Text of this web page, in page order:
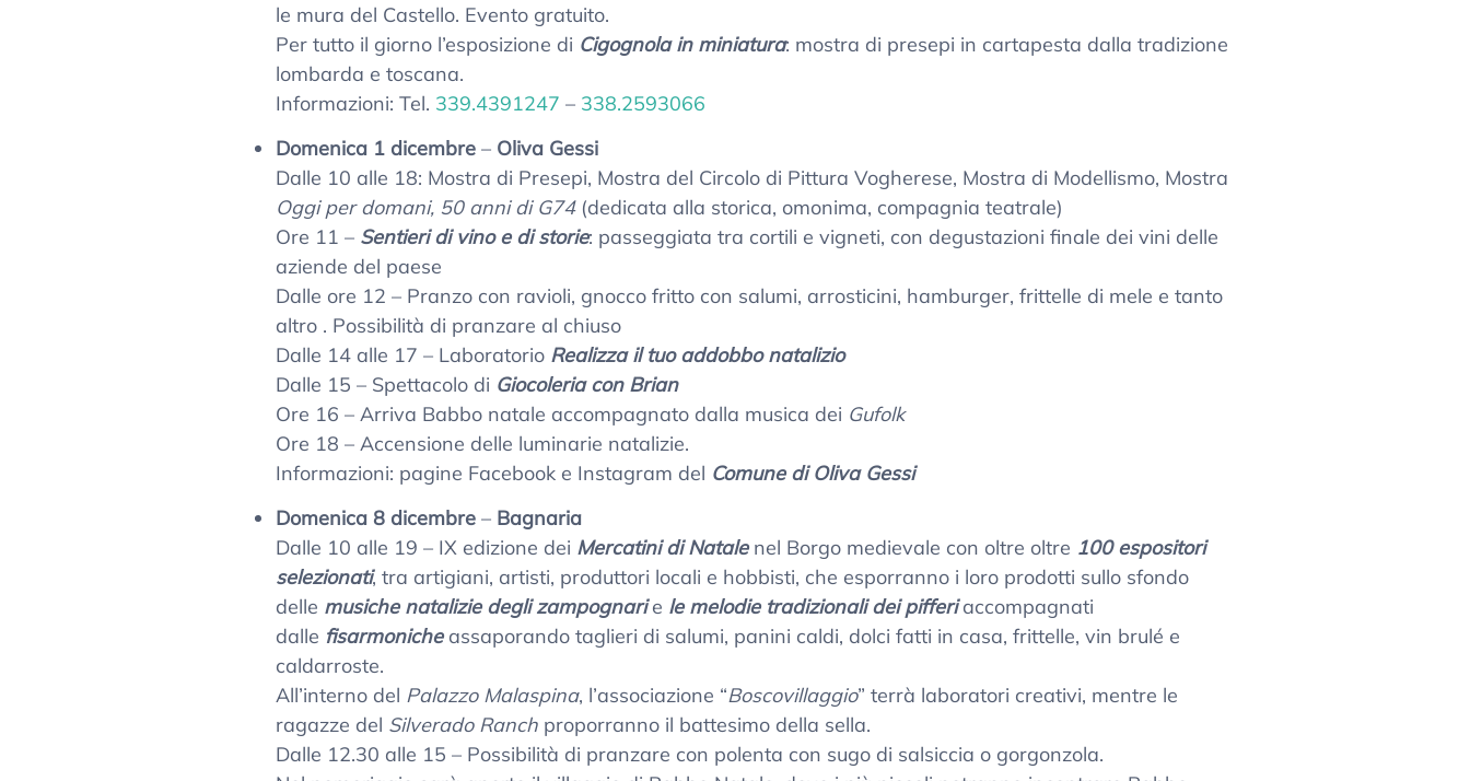
le mura del Castello. Evento gratuito.
Per tutto il giorno l’esposizione di Cigognola in miniatura: mostra di presepi in cartapesta dalla tradizione
lombarda e toscana.
Informazioni: Tel. 339.4391247 – 338.2593066
Domenica 1 dicembre – Oliva Gessi
Dalle 10 alle 18: Mostra di Presepi, Mostra del Circolo di Pittura Vogherese, Mostra di Modellismo, Mostra
Oggi per domani, 50 anni di G74(dedicata alla storica, omonima, compagnia teatrale)
Ore 11 – Sentieri di vino e di storie: passeggiata tra cortili e vigneti, con degustazioni finale dei vini delle
aziende del paese
Dalle ore 12 – Pranzo con ravioli, gnocco fritto con salumi, arrosticini, hamburger, frittelle di mele e tanto
altro . Possibilità di pranzare al chiuso
Dalle 14 alle 17 – Laboratorio Realizza il tuo addobbo natalizio
Dalle 15 – Spettacolo di Giocoleria con Brian
Ore 16 – Arriva Babbo natale accompagnato dalla musica dei Gufolk
Ore 18 – Accensione delle luminarie natalizie.
Informazioni: pagine Facebook e Instagram del Comune di Oliva Gessi
Domenica 8 dicembre – Bagnaria
Dalle 10 alle 19 – IX edizione dei Mercatini di Natale nel Borgo medievale con oltre oltre 100 espositori
selezionati, tra artigiani, artisti, produttori locali e hobbisti, che esporranno i loro prodotti sullo sfondo
delle musiche natalizie degli zampognarie le melodie tradizionali dei pifferiaccompagnati
dalle fisarmonicheassaporando taglieri di salumi, panini caldi, dolci fatti in casa, frittelle, vin brulé e
caldarroste.
All’interno del Palazzo Malaspina, l’associazione “Boscovillaggio” terrà laboratori creativi, mentre le
ragazze del Silverado Ranch proporranno il battesimo della sella.
Dalle 12.30 alle 15 – Possibilità di pranzare con polenta con sugo di salsiccia o gorgonzola.